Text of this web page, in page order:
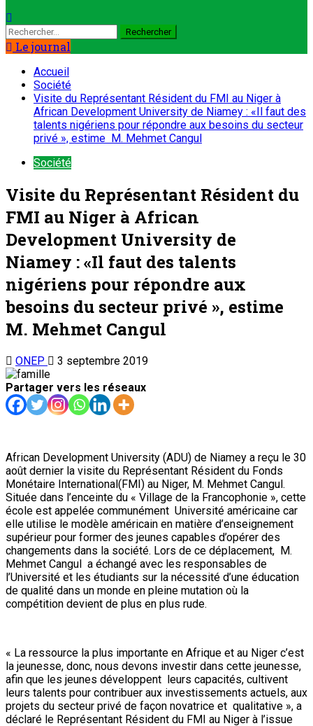
Le journal
Accueil
Société
Visite du Représentant Résident du FMI au Niger à
African Development University de Niamey : «Il faut des
talents nigériens pour répondre aux besoins du secteur
privé », estime M. Mehmet Cangul
Société
Visite du Représentant Résident du
FMI au Niger à African
Development University de
Niamey : «Il faut des talents
nigériens pour répondre aux
besoins du secteur privé », estime
M. Mehmet Cangul
ONEP
3 septembre 2019
Partager vers les réseaux
African Development University (ADU) de Niamey a reçu le 30
août dernier la visite du Représentant Résident du Fonds
Monétaire International(FMI) au Niger, M. Mehmet Cangul.
Située dans l’enceinte du « Village de la Francophonie », cette
école est appelée communément Université américaine car
elle utilise le modèle américain en matière d’enseignement
supérieur pour former des jeunes capables d’opérer des
changements dans la société. Lors de ce déplacement, M.
Mehmet Cangul a échangé avec les responsables de
l’Université et les étudiants sur la nécessité d’une éducation
de qualité dans un monde en pleine mutation où la
compétition devient de plus en plus rude.
« La ressource la plus importante en Afrique et au Niger c’est
la jeunesse, donc, nous devons investir dans cette jeunesse,
afin que les jeunes développent leurs capacités, cultivent
leurs talents pour contribuer aux investissements actuels, aux
projets du secteur privé de façon novatrice et qualitative », a
déclaré le Représentant Résident du FMI au Niger à l’issue